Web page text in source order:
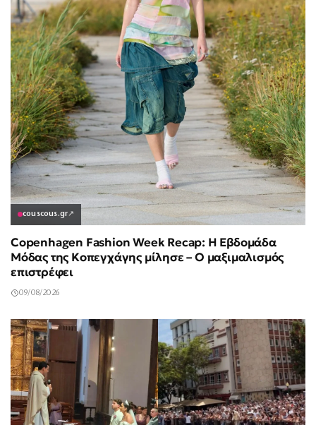
couscous.gr↗
Copenhagen Fashion Week Recap: Η Εβδομάδα
Μόδας της Κοπεγχάγης μίλησε – Ο μαξιμαλισμός
επιστρέφει
09/08/2026